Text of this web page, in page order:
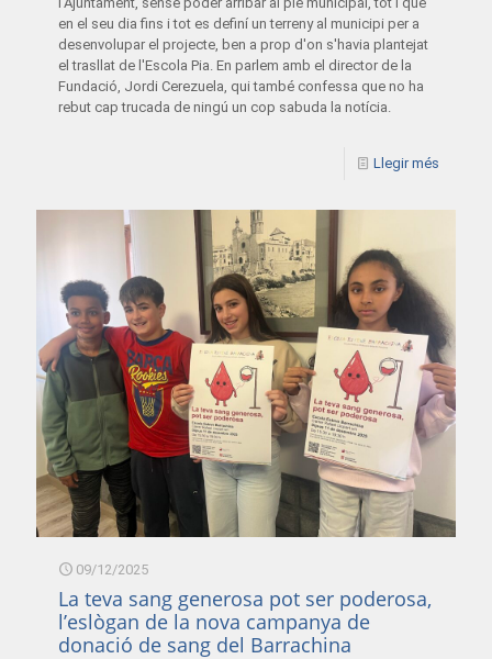
en el seu dia fins i tot es definí un terreny al municipi per a
desenvolupar el projecte, ben a prop d'on s'havia plantejat
el trasllat de l'Escola Pia. En parlem amb el director de la
Fundació, Jordi Cerezuela, qui també confessa que no ha
rebut cap trucada de ningú un cop sabuda la notícia.
Llegir més
09/12/2025
La teva sang generosa pot ser poderosa,
l’eslògan de la nova campanya de
donació de sang del Barrachina